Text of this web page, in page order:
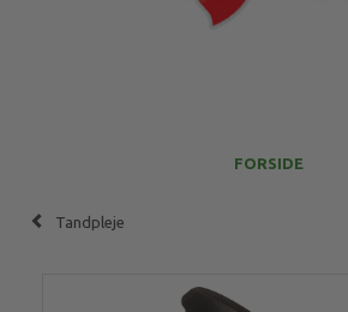
FORSIDE
Tandpleje